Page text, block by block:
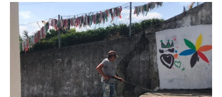
Ofertas para assinatura anual
Escolha o plano